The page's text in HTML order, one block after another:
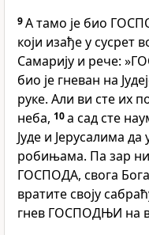
9А тамо је био
који изађе у сусрет
Самарију и рече:
био је гневан на
руке. Али ви сте их
неба, 10а сад сте
Јуде и Јерусалима
робињама. Па зар
ГОСПОДА, свога
вратите своју
гнев ГОСПОДЊИ на